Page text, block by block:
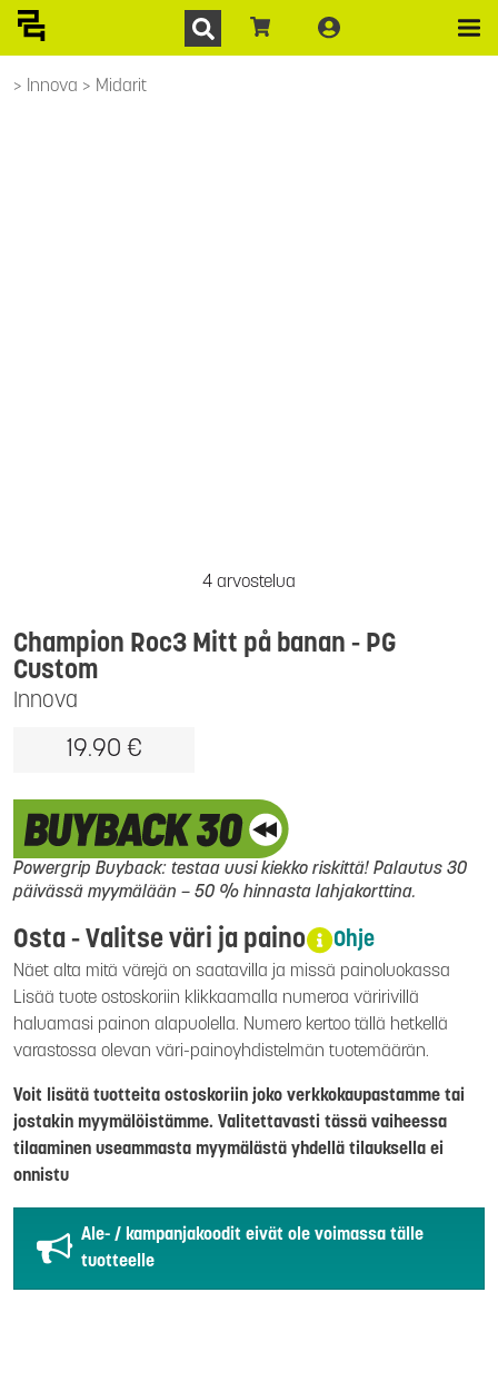
Innova Midarit
4 arvostelua
Innova
Champion Roc3 Mitt på banan - PG
Custom
19.90 €
Powergrip Buyback: testaa uusi kiekko riskittä! Palautus 30
päivässä myymälään – 50 % hinnasta lahjakorttina.
Osta - Valitse väri ja paino Ohje
Näet alta mitä värejä on saatavilla ja missä painoluokassa
Lisää tuote ostoskoriin klikkaamalla numeroa väririvillä
haluamasi painon alapuolella. Numero kertoo tällä hetkellä
varastossa olevan väri-painoyhdistelmän tuotemäärän.
Voit lisätä tuotteita ostoskoriin joko verkkokaupastamme tai
jostakin myymälöistämme. Valitettavasti tässä vaiheessa
tilaaminen useammasta myymälästä yhdellä tilauksella ei
onnistu
Ale- / kampanjakoodit eivät ole voimassa tälle
tuotteelle